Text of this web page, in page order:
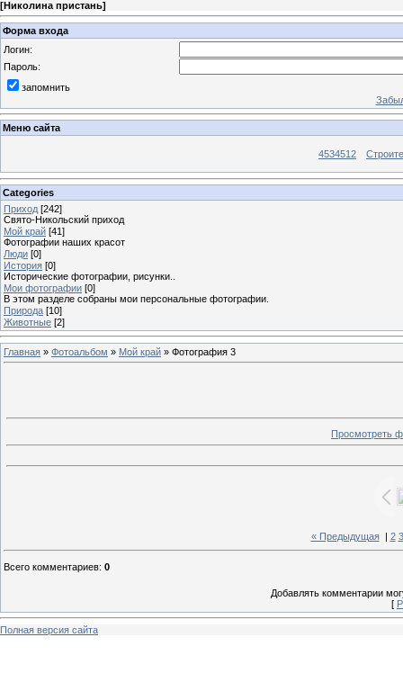
[Николина пристань]
Форма входа
Логин:
Пароль:
запомнить
Меню сайта
4534512
Categories
Приход [242]
Свято-Никольский приход
Мой край [41]
Фотографии наших красот
Люди [0]
История [0]
Исторические фотографии, рисунки..
Мои фотографии [0]
В этом разделе собраны мои персональные фотографии.
Природа [10]
Животные [2]
Главная » Фотоальбом » Мой край » Фотография 3
Просмотреть
« Предыдущая| 2 3
Всего комментариев: 0
Добавлять комментарии
[
Полная версия сайта